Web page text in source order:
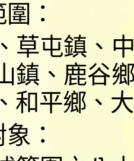
：
草屯鎮、
鎮、鹿谷
和平鄉、
：